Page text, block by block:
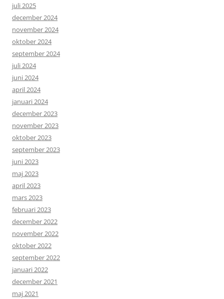
juli 2025
december 2024
november 2024
oktober 2024
september 2024
juli 2024
juni 2024
april 2024
januari 2024
december 2023
november 2023
oktober 2023
september 2023
juni 2023
maj 2023
april 2023
mars 2023
februari 2023
december 2022
november 2022
oktober 2022
september 2022
januari 2022
december 2021
maj 2021